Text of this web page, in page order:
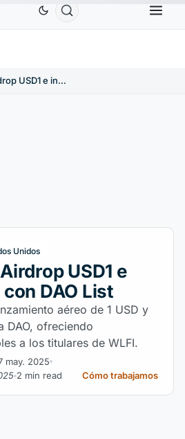
TetherUSDT ↑0.00%
WLFI lanza Airdrop USD1 e integración con DAO List
Unidos
USD1 e
DAO List
aéreo de 1 USD y
DAO, ofreciendo
a los titulares de WLFI.
may. 2025
2 min read Cómo trabajamos